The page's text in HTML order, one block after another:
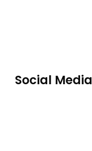
Social Media